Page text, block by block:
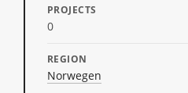
PROJECTS
0
REGION
Norwegen